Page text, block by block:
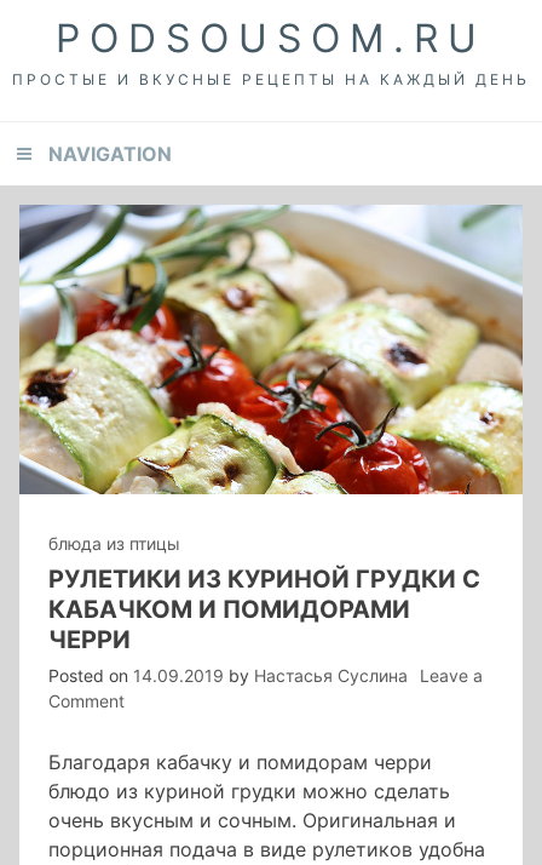
primary
content
footer
PODSOUSOM.RU
ПРОСТЫЕ И ВКУСНЫЕ РЕЦЕПТЫ НА КАЖДЫЙ ДЕНЬ
NAVIGATION
блюда из птицы
РУЛЕТИКИ ИЗ КУРИНОЙ ГРУДКИ С
КАБАЧКОМ И ПОМИДОРАМИ
ЧЕРРИ
Posted on 14.09.2019 by Настасья Суслина
Leave a
Commenton
куриной
грудки
с
кабачком
Благодаря кабачку и помидорам черри
блюдо из куриной грудки можно сделать
очень вкусным и сочным. Оригинальная и
порционная подача в виде рулетиков удобна